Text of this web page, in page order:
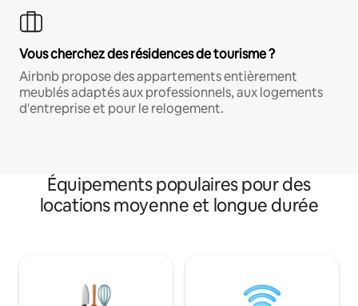
Vous cherchez des résidences de tourisme ?
Airbnb propose des appartements entièrement
meublés adaptés aux professionnels, aux logements
d'entreprise et pour le relogement.
Équipements populaires pour des
locations moyenne et longue durée